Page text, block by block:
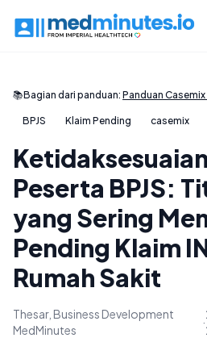
📚Bagian dari panduan: Panduan Casemix
BPJS Klaim Pending casemix
Peserta BPJS:
yang Sering
Pending Klaim
Rumah Sakit
Thesar, Business Development
MedMinutes
·